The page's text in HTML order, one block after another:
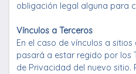
obligación legal alguna para
Vínculos a Terceros
En el caso de vínculos a
pasará a estar regido por los
de Privacidad del nuevo sitio.